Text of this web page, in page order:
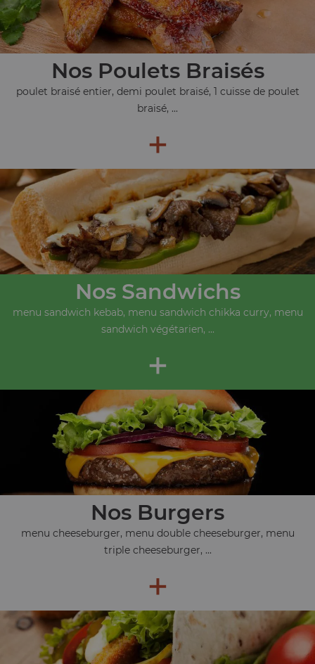
Nos Poulets Braisés
poulet braisé entier, demi poulet braisé, 1 cuisse de poulet
braisé, ...
+
Nos Sandwichs
menu sandwich kebab, menu sandwich chikka curry, menu
sandwich végétarien, ...
+
Nos Burgers
menu cheeseburger, menu double cheeseburger, menu
triple cheeseburger, ...
+